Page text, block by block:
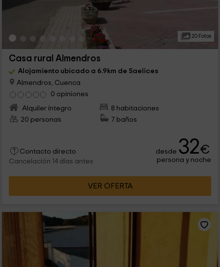
20 Fotos
Casa rural Almendros
Alojamiento ubicado a 6.9km de Saelices
Almendros, Cuenca
0 opiniones
Alquiler íntegro
8 habitaciones
20 personas
7 baños
Contacto directo
Cancelación 14 días antes
desde 32€
persona y noche
VER OFERTA